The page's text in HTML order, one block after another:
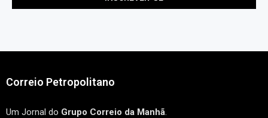
Correio Petropolitano
Um Jornal do Grupo Correio da Manhã.